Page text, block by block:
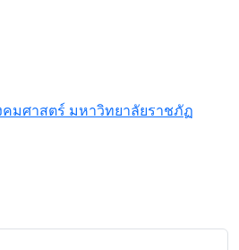
มศาสตร์ มหาวิทยาลัยราชภัฏ